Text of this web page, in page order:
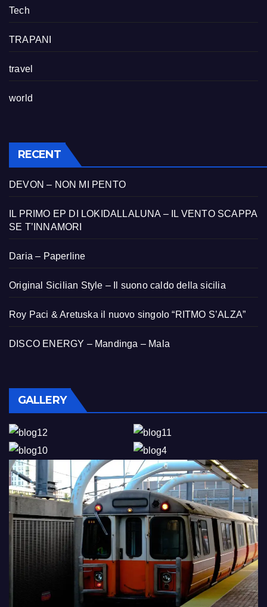
Tech
TRAPANI
travel
world
RECENT
DEVON – NON MI PENTO
IL PRIMO EP DI LOKIDALLALUNA – IL VENTO SCAPPA
SE T’INNAMORI
Daria – Paperline
Original Sicilian Style – Il suono caldo della sicilia
Roy Paci & Aretuska il nuovo singolo “RITMO S’ALZA”
DISCO ENERGY – Mandinga – Mala
GALLERY